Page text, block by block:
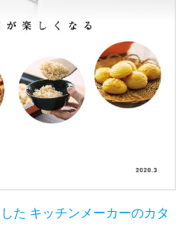
た キッチンメーカーのカタ